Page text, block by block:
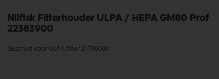
Nilfisk Filterhouder ULPA / HEPA GM80 Prof
22383900
Geschikt voor ULPA filter 21739000